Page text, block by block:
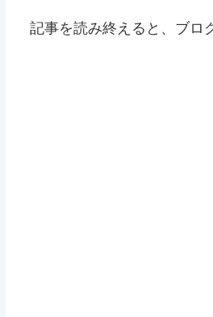
記事を読み終えると、ブロ